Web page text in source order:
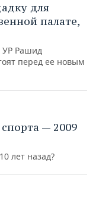
для
палате,
УР Рашид
перед ее новым
— 2009
лет назад?